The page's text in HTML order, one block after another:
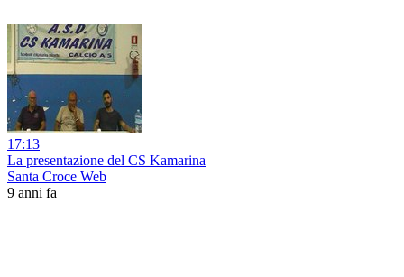
17:13
La presentazione del CS Kamarina
Santa Croce Web
9 anni fa